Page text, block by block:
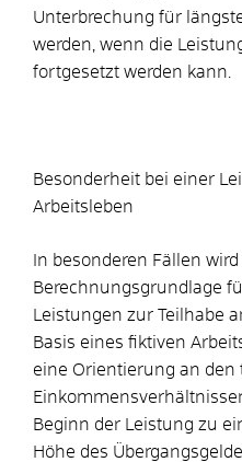
Unterbrechung für
werden, wenn die
fortgesetzt werden kann.
Besonderheit bei einer
Arbeitsleben
In besonderen Fällen wird
Berechnungsgrundlage
Leistungen zur Teilhabe
Basis eines fiktiven
eine Orientierung an den
Beginn der Leistung zu
Höhe des